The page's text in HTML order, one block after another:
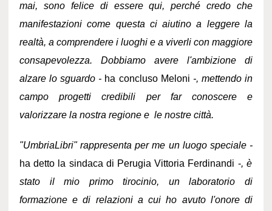
mai, sono felice di essere qui, perché credo che
manifestazioni come questa ci aiutino a leggere la
realtà, a comprendere i luoghi e a viverli con maggiore
consapevolezza. Dobbiamo avere l'ambizione di
alzare lo sguardo - ha concluso Meloni -, mettendo in
campo progetti credibili per far conoscere e
valorizzare la nostra regione e le nostre città.
"UmbriaLibri" rappresenta per me un luogo speciale -
ha detto la sindaca di Perugia Vittoria Ferdinandi -, è
stato il mio primo tirocinio, un laboratorio di
formazione e di relazioni a cui ho avuto l'onore di